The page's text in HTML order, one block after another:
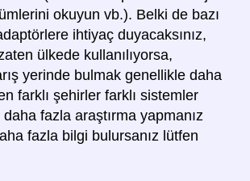
okuyun vb.). Belki de bazı
ihtiyaç duyacaksınız,
ülkede kullanılıyorsa,
yerinde bulmak genellikle daha
farklı şehirler farklı sistemler
daha fazla araştırma yapmanız
fazla bilgi bulursanız lütfen